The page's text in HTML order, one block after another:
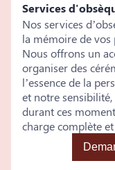
Services
Nos services
la mémoire de vos
Nous offrons un
organiser des
l’essence de la
et notre
durant ces
charge complète